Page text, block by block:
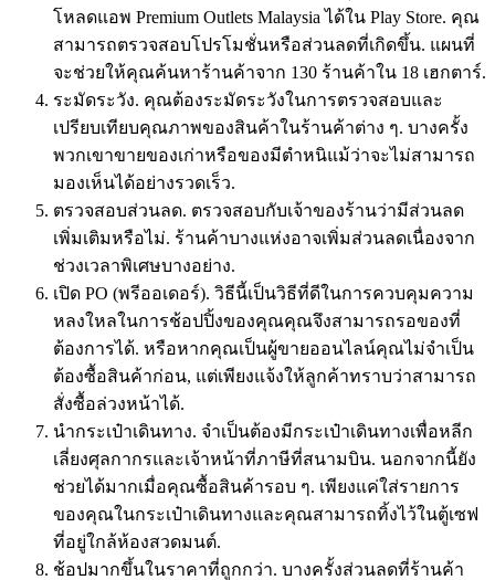
โหลดแอพ Premium Outlets Malaysia ได้ใน Play Store. คุณ
สามารถตรวจสอบโปรโมชั่นหรือส่วนลดที่เกิดขึ้น. แผนที่
จะช่วยให้คุณค้นหาร้านค้าจาก 130 ร้านค้าใน 18 เฮกตาร์.
ระมัดระวัง. คุณต้องระมัดระวังในการตรวจสอบและ
เปรียบเทียบคุณภาพของสินค้าในร้านค้าต่าง ๆ. บางครั้ง
พวกเขาขายของเก่าหรือของมีตำหนิแม้ว่าจะไม่สามารถ
มองเห็นได้อย่างรวดเร็ว.
ตรวจสอบส่วนลด. ตรวจสอบกับเจ้าของร้านว่ามีส่วนลด
เพิ่มเติมหรือไม่. ร้านค้าบางแห่งอาจเพิ่มส่วนลดเนื่องจาก
ช่วงเวลาพิเศษบางอย่าง.
เปิด PO (พรีออเดอร์). วิธีนี้เป็นวิธีที่ดีในการควบคุมความ
หลงใหลในการช้อปปิ้งของคุณคุณจึงสามารถรอของที่
ต้องการได้. หรือหากคุณเป็นผู้ขายออนไลน์คุณไม่จำเป็น
ต้องซื้อสินค้าก่อน, แต่เพียงแจ้งให้ลูกค้าทราบว่าสามารถ
สั่งซื้อล่วงหน้าได้.
นำกระเป๋าเดินทาง. จำเป็นต้องมีกระเป๋าเดินทางเพื่อหลีก
เลี่ยงศุลกากรและเจ้าหน้าที่ภาษีที่สนามบิน. นอกจากนี้ยัง
ช่วยได้มากเมื่อคุณซื้อสินค้ารอบ ๆ. เพียงแค่ใส่รายการ
ของคุณในกระเป๋าเดินทางและคุณสามารถทิ้งไว้ในตู้เซฟ
ที่อยู่ใกล้ห้องสวดมนต์.
ช้อปมากขึ้นในราคาที่ถูกกว่า. บางครั้งส่วนลดที่ร้านค้า